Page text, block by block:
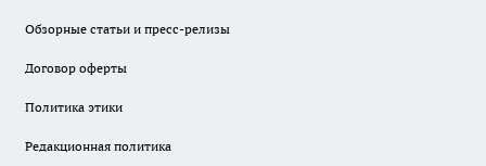
Обзорные статьи и пресс-релизы
Договор оферты
Политика этики
Редакционная политика